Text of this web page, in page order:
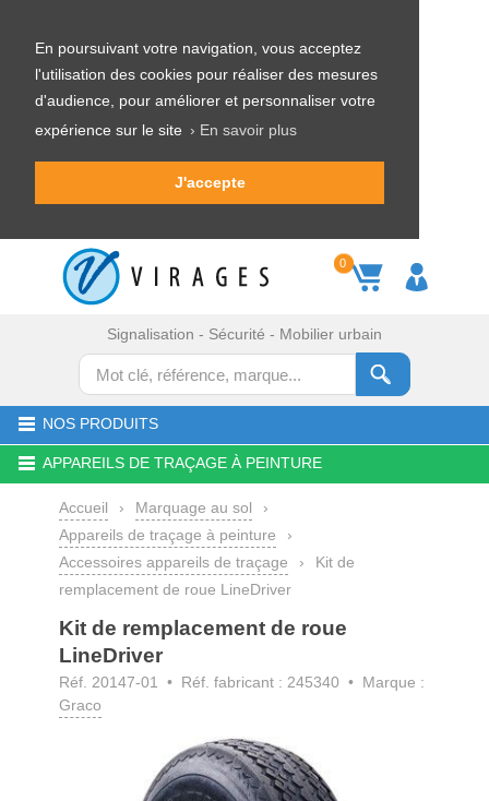
En poursuivant votre navigation, vous acceptez
l'utilisation des cookies pour réaliser des mesures
d'audience, pour améliorer et personnaliser votre
expérience sur le site › En savoir plus
J'accepte
0
Signalisation - Sécurité - Mobilier urbain
NOS PRODUITS
APPAREILS DE TRAÇAGE À PEINTURE
Accueil › Marquage au sol
›
Appareils de traçage à peinture
›
Accessoires appareils de traçage
›
Kit de
remplacement de roue LineDriver
Kit de remplacement de roue
LineDriver
Réf. 20147-01
• Réf. fabricant : 245340 • Marque :
Graco